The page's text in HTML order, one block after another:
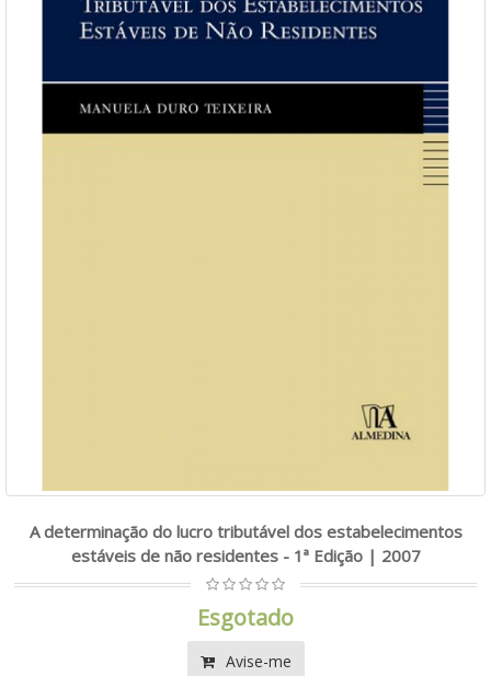
A determinação do lucro tributável dos estabelecimentos
estáveis de não residentes - 1ª Edição | 2007
Esgotado
Avise-me